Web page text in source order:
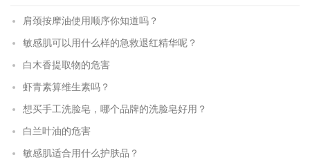
肩颈按摩油使用顺序你知道吗？
敏感肌可以用什么样的急救退红精华呢？
白木香提取物的危害
虾青素算维生素吗？
想买手工洗脸皂，哪个品牌的洗脸皂好用？
白兰叶油的危害
敏感肌适合用什么护肤品？